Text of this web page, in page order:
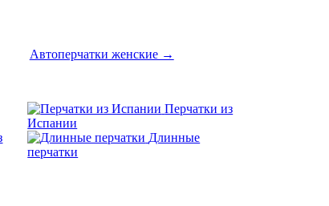
Автоперчатки женские →
Перчатки из
Испании
Длинные
перчатки